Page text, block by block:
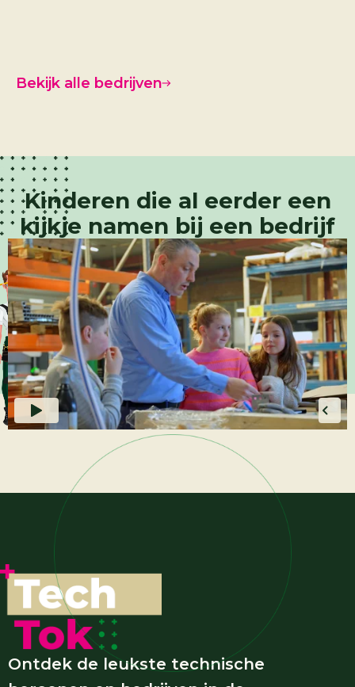
Bekijk alle bedrijven
Kinderen die al eerder een
kijkje namen bij een bedrijf
Ontdek de leukste technische